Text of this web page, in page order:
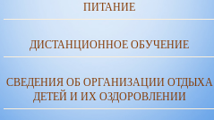
ПИТАНИЕ
ДИСТАНЦИОННОЕ ОБУЧЕНИЕ
СВЕДЕНИЯ ОБ ОРГАНИЗАЦИИ ОТДЫХА
ДЕТЕЙ И ИХ ОЗДОРОВЛЕНИИ